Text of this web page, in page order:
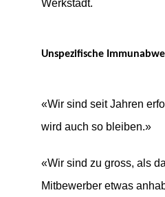
Werkstadt.
Unspezifische
«Wir sind seit Jahren
wird auch so bleiben.»
«Wir sind zu gross, als
Mitbewerber etwas